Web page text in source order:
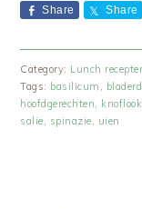
Share Share
Category: Lunch
Tags: basilicum ,
hoofdgerechten, knoflook
salie, spinazie, uien